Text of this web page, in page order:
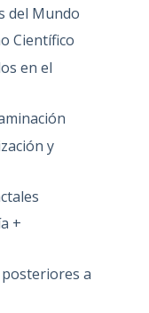
del Mundo
Científico
en el
y
+
a